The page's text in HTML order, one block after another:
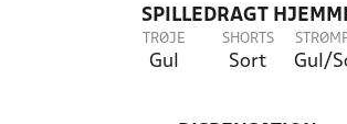
SPILLEDRAGT
TRØJE
Gul
SHORTS
Sort Gul/